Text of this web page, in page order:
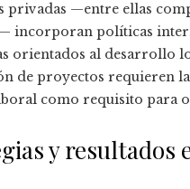
privadas —entre ellas
incorporan políticas
al desarrollo
de proyectos requieren
como requisito para
y resultados